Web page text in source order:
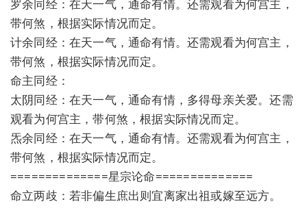
罗余同经：在天一气，通命有情。还需观看为何宫主，
带何煞，根据实际情况而定。
计余同经：在天一气，通命有情。还需观看为何宫主，
带何煞，根据实际情况而定。
命主同经：
太阴同经：在天一气，通命有情，多得母亲关爱。还需
观看为何宫主，带何煞，根据实际情况而定。
炁余同经：在天一气，通命有情。还需观看为何宫主，
带何煞，根据实际情况而定。
==============星宗论命==============
命立两歧：若非偏生庶出则宜离家出祖或嫁至远方。